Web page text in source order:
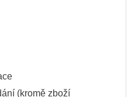
(kromě zboží